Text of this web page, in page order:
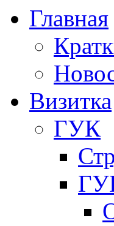
Главная
Визитка
ГУК